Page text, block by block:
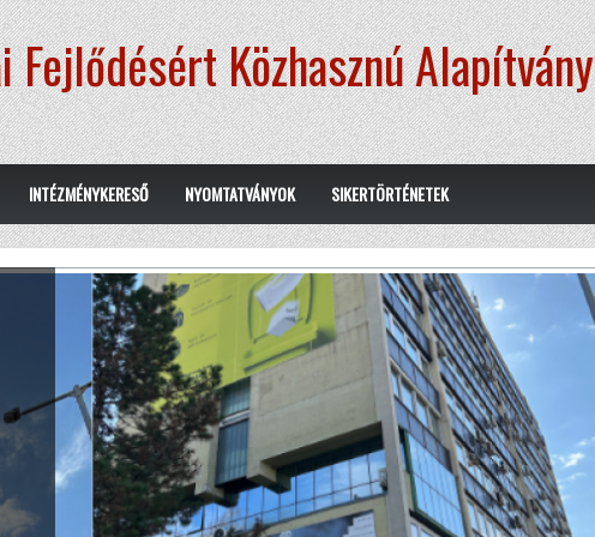
Fejlődésért Közhasznú Alapítvány
INTÉZMÉNYKERESŐ NYOMTATVÁNYOK SIKERTÖRTÉNETEK